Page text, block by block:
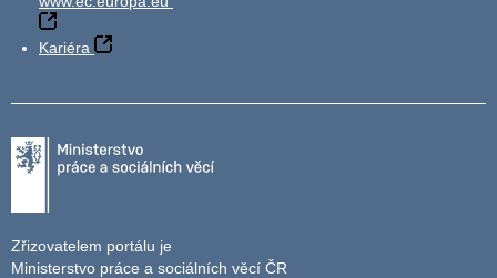
Kariéra
Zřizovatelem portálu je
Ministerstvo práce a sociálních věcí ČR